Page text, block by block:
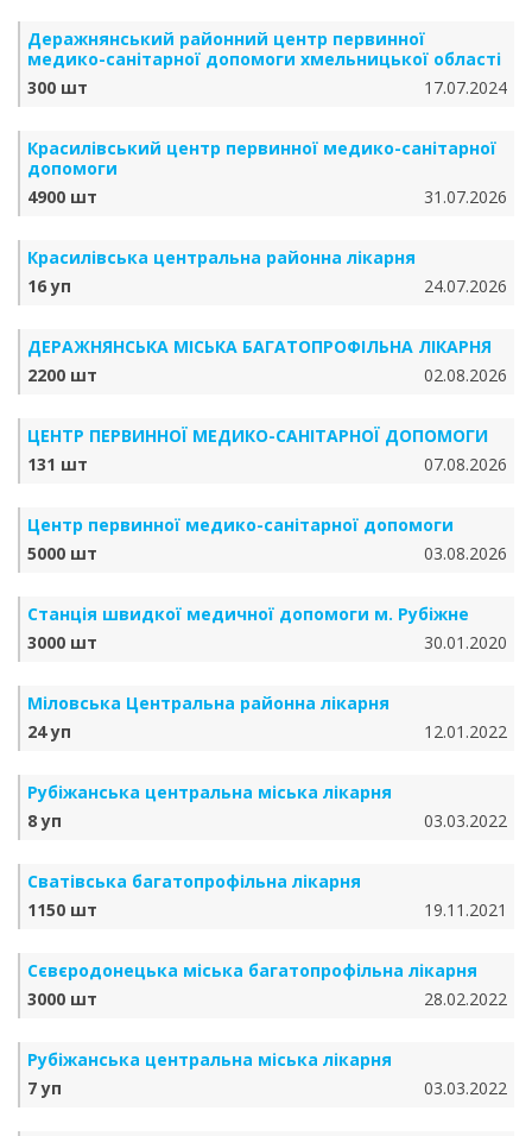
Деражнянський районний центр первинної
медико-санітарної допомоги хмельницької області
300 шт
17.07.2024
Красилівський центр первинної медико-санітарної
допомоги
4900 шт
31.07.2026
Красилівська центральна районна лікарня
16 уп
24.07.2026
ДЕРАЖНЯНСЬКА МІСЬКА БАГАТОПРОФІЛЬНА ЛІКАРНЯ
2200 шт
02.08.2026
ЦЕНТР ПЕРВИННОЇ МЕДИКО-САНІТАРНОЇ ДОПОМОГИ
131 шт
07.08.2026
Центр первинної медико-санітарної допомоги
5000 шт
03.08.2026
Станція швидкої медичної допомоги м. Рубіжне
3000 шт
30.01.2020
Міловська Центральна районна лікарня
24 уп
12.01.2022
Рубіжанська центральна міська лікарня
8 уп
03.03.2022
Сватівська багатопрофільна лікарня
1150 шт
19.11.2021
Сєвєродонецька міська багатопрофільна лікарня
3000 шт
28.02.2022
Рубіжанська центральна міська лікарня
7 уп
03.03.2022